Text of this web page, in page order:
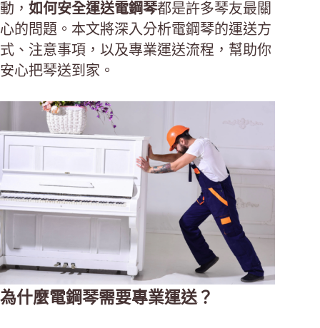
動， 如何安全運送電鋼琴都是許多琴友最關
心的問題。本文將深入分析電鋼琴的運送方
式、注意事項，以及專業運送流程，幫助你
安心把琴送到家。
為什麼電鋼琴需要專業運送？